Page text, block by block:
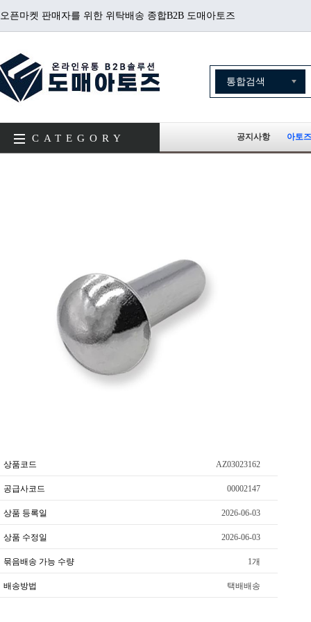
오픈마켓 판매자를 위한 위탁배송 종합B2B 도매아토즈
CATEGORY 공지사항 아토
상품코드 AZ03023162
공급사코드 00002147
상품 등록일 2026-06-03
상품 수정일 2026-06-03
묶음배송 가능 수량 1개
배송방법 택배배송